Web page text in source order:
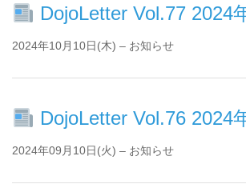
DojoLetter Vol.77 2024
2024年10月10日(木) – お知らせ
DojoLetter Vol.76 2024
2024年09月10日(火) – お知らせ